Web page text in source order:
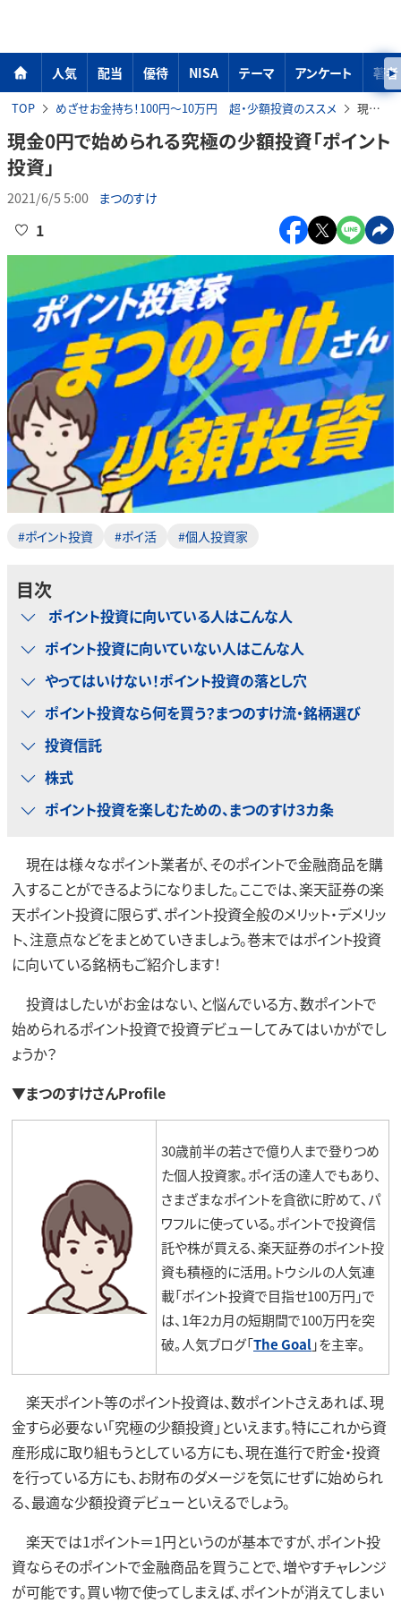
人気 配当 優待 NISA テーマ アンケート 著者
TOP めざせお金持ち！100円～10万円 超・少額投資のススメ 現金0円で始められる究極の少額投資「ポイント投資」
現金0円で始められる究極の少額投資「ポイント
投資」
2021/6/5 5:00 まつのすけ
1
#ポイント投資 #ポイ活 #個人投資家
目次
ポイント投資に向いている人はこんな人
ポイント投資に向いていない人はこんな人
やってはいけない！ポイント投資の落とし穴
ポイント投資なら何を買う？まつのすけ流・銘柄選び
投資信託
株式
ポイント投資を楽しむための、まつのすけ３カ条
現在は様々なポイント業者が、そのポイントで金融商品を購
入することができるようになりました。ここでは、楽天証券の楽
天ポイント投資に限らず、ポイント投資全般のメリット・デメリッ
ト、注意点などをまとめていきましょう。巻末ではポイント投資
に向いている銘柄もご紹介します！
投資はしたいがお金はない、と悩んでいる方、数ポイントで
始められるポイント投資で投資デビューしてみてはいかがでし
ょうか？
▼まつのすけさんProfile
30歳前半の若さで億り人まで登りつめ
た個人投資家。ポイ活の達人でもあり、
さまざまなポイントを貪欲に貯めて、パ
ワフルに使っている。ポイントで投資信
託や株が買える、楽天証券のポイント投
資も積極的に活用。トウシルの人気連
載「ポイント投資で目指せ100万円」で
は、1年2カ月の短期間で100万円を突
破。人気ブログ「The Goal」を主宰。
楽天ポイント等のポイント投資は、数ポイントさえあれば、現
金すら必要ない「究極の少額投資」といえます。特にこれから資
産形成に取り組もうとしている方にも、現在進行で貯金・投資
を行っている方にも、お財布のダメージを気にせずに始められ
る、最適な少額投資デビューといえるでしょう。
楽天では1ポイント＝1円というのが基本ですが、ポイント投
資ならそのポイントで金融商品を買うことで、増やすチャレンジ
が可能です。買い物で使ってしまえば、ポイントが消えてしまい